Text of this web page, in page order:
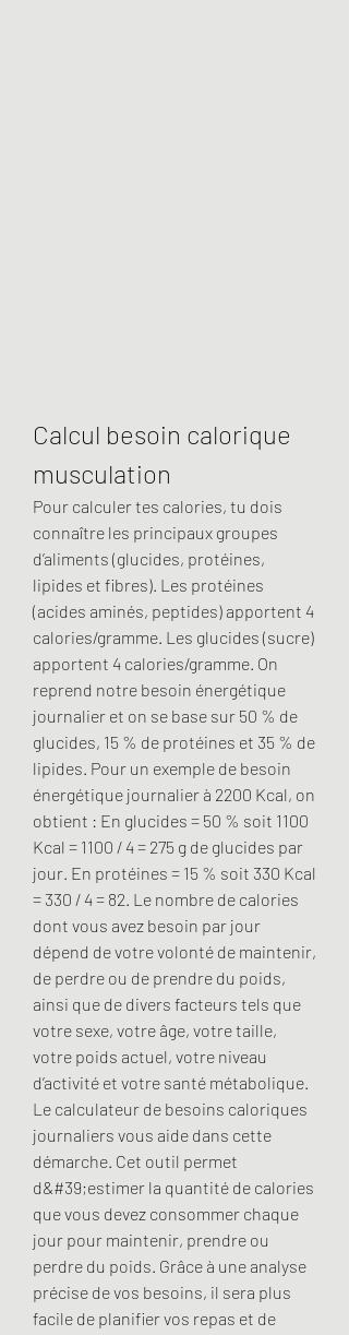
Calcul besoin calorique
musculation
Pour calculer tes calories, tu dois
connaître les principaux groupes
d’aliments (glucides, protéines,
lipides et fibres). Les protéines
(acides aminés, peptides) apportent 4
calories/gramme. Les glucides (sucre)
apportent 4 calories/gramme. On
reprend notre besoin énergétique
journalier et on se base sur 50 % de
glucides, 15 % de protéines et 35 % de
lipides. Pour un exemple de besoin
énergétique journalier à 2200 Kcal, on
obtient : En glucides = 50 % soit 1100
Kcal = 1100 / 4 = 275 g de glucides par
jour. En protéines = 15 % soit 330 Kcal
= 330 / 4 = 82. Le nombre de calories
dont vous avez besoin par jour
dépend de votre volonté de maintenir,
de perdre ou de prendre du poids,
ainsi que de divers facteurs tels que
votre sexe, votre âge, votre taille,
votre poids actuel, votre niveau
d’activité et votre santé métabolique.
Le calculateur de besoins caloriques
journaliers vous aide dans cette
démarche. Cet outil permet
d&#39;estimer la quantité de calories
que vous devez consommer chaque
jour pour maintenir, prendre ou
perdre du poids. Grâce à une analyse
précise de vos besoins, il sera plus
facile de planifier vos repas et de